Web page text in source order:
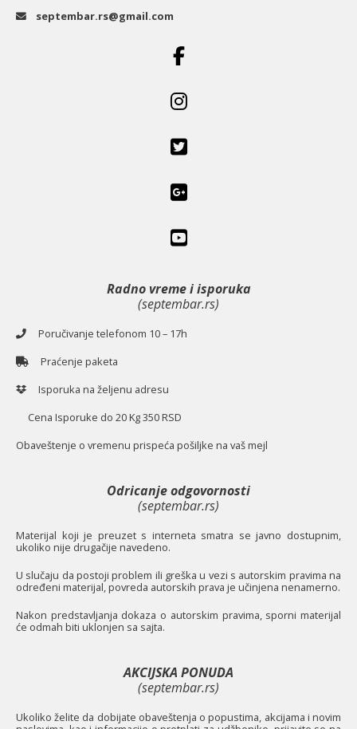
septembar.rs@gmail.com
Radno vreme i isporuka
(septembar.rs)
Poručivanje telefonom 10 – 17h
Praćenje paketa
Isporuka na željenu adresu
Cena Isporuke do 20 Kg 350 RSD
Obaveštenje o vremenu prispeća pošiljke na vaš mejl
Odricanje odgovornosti
(septembar.rs)
Materijal koji je preuzet s interneta smatra se javno dostupnim,
ukoliko nije drugačije navedeno.
U slučaju da postoji problem ili greška u vezi s autorskim pravima na
određeni materijal, povreda autorskih prava je učinjena nenamerno.
Nakon predstavljanja dokaza o autorskim pravima, sporni materijal
će odmah biti uklonjen sa sajta.
AKCIJSKA PONUDA
(septembar.rs)
Ukoliko želite da dobijate obaveštenja o popustima, akcijama i novim